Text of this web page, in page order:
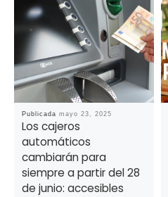
Publicada mayo 23, 2025
Los cajeros
automáticos
cambiarán para
siempre a partir del 28
de junio: accesibles